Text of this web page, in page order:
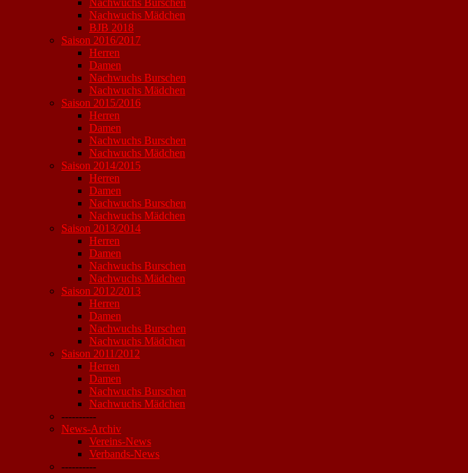
Nachwuchs Burschen
Nachwuchs Mädchen
BJB 2018
Saison 2016/2017
Herren
Damen
Nachwuchs Burschen
Nachwuchs Mädchen
Saison 2015/2016
Herren
Damen
Nachwuchs Burschen
Nachwuchs Mädchen
Saison 2014/2015
Herren
Damen
Nachwuchs Burschen
Nachwuchs Mädchen
Saison 2013/2014
Herren
Damen
Nachwuchs Burschen
Nachwuchs Mädchen
Saison 2012/2013
Herren
Damen
Nachwuchs Burschen
Nachwuchs Mädchen
Saison 2011/2012
Herren
Damen
Nachwuchs Burschen
Nachwuchs Mädchen
----------
News-Archiv
Vereins-News
Verbands-News
----------